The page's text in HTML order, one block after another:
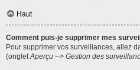
Haut
Comment puis-je supprimer mes
Pour supprimer vos surveillances, allez
(ongletAperçu --> Gestion des